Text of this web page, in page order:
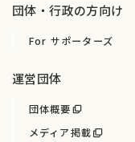
団体・行政の方向け
For サポーターズ
運営団体
団体概要
メディア掲載